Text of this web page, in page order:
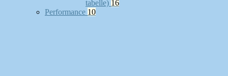
tabelle) 16
Performance 10